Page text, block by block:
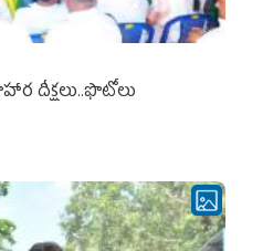
దీక్షలు..ఫొటోలు